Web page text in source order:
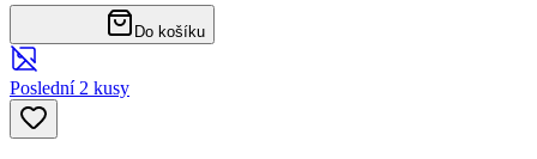
Do košíku
Poslední 2 kusy